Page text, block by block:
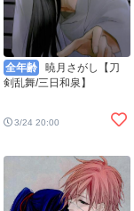
全年齢
剣乱舞/三日和泉】
3/24 20:00